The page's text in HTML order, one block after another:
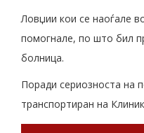
Ловџии кои се наоѓале
помогнале, по што бил
болница.
Поради сериозноста на
транспортиран на